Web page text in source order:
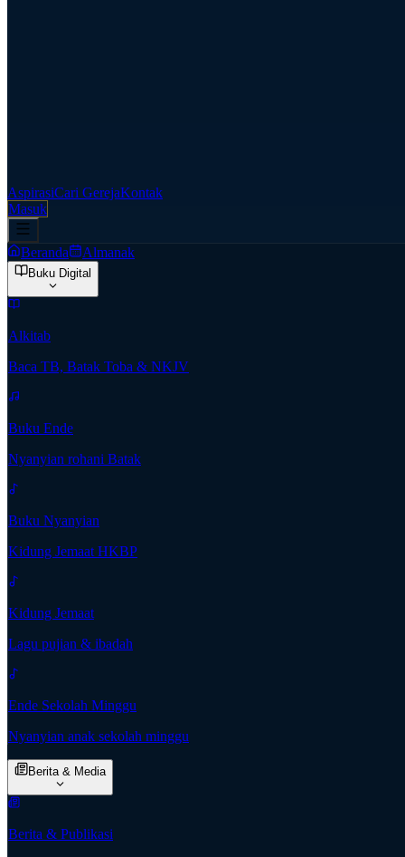
AspirasiCari GerejaKontak
Masuk
Beranda Almanak
Buku Digital
Alkitab
Baca TB, Batak Toba & NKJV
Buku Ende
Nyanyian rohani Batak
Buku Nyanyian
Kidung Jemaat HKBP
Kidung Jemaat
Lagu pujian & ibadah
Ende Sekolah Minggu
Nyanyian anak sekolah minggu
Berita & Media
Berita & Publikasi